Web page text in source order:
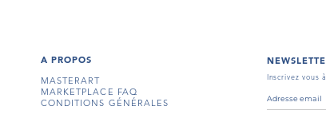
A PROPOS
MASTERART
MARKETPLACE FAQ
CONDITIONS GÉNÉRALES
Inscrivez vous